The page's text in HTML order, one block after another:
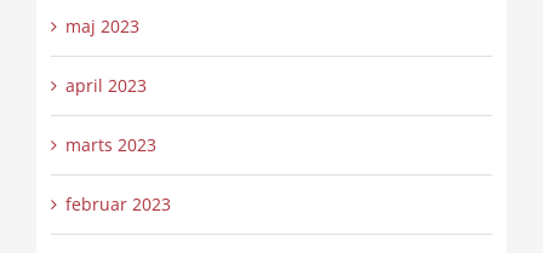
maj 2023
april 2023
marts 2023
februar 2023